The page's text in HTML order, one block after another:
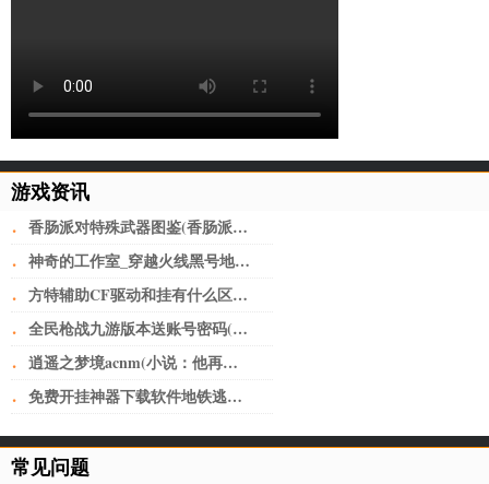
游戏资讯
· 香肠派对特殊武器图鉴(香肠派对武器搭配一览表2022 强势上分)
· 神奇的工作室_穿越火线黑号地址(做淘宝必备工具)
· 方特辅助CF驱动和挂有什么区别迂回操控游戏_CF黑号网
· 全民枪战九游版本送账号密码(全民枪战2九游版 v3.21.0安卓版)
· 逍遥之梦境acnm(小说：他再一次置身之内，脸庞像上次一样，写满了茫然)
· 免费开挂神器下载软件地铁逃生(深圳又开挂！机荷高速将改上下双层8+8车道，全国首创)
常见问题